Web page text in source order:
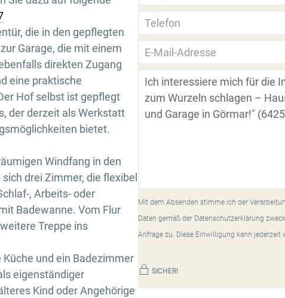
die in den gepflegten
Garage, die mit einem
direkten Zugang
eine praktische
Hof selbst ist gepflegt
der derzeit als Werkstatt
bietet.
Windfang in den
drei Zimmer, die flexibel
, Arbeits- oder
Badewanne. Vom Flur
Treppe ins
und ein Badezimmer
eigenständiger
Kind oder Angehörige
Mit dem Absenden stimme ich der
Daten gemäß der Datenschutzerklärung
Anfrage zu. Diese Einwilligung kann jederzeit
SICHER!